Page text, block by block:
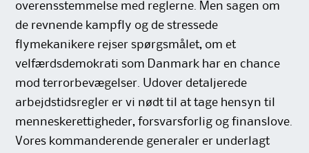
overensstemmelse med reglerne. Men sagen om
de revnende kampfly og de stressede
flymekanikere rejser spørgsmålet, om et
velfærdsdemokrati som Danmark har en chance
mod terrorbevægelser. Udover detaljerede
arbejdstidsregler er vi nødt til at tage hensyn til
menneskerettigheder, forsvarsforlig og finanslove.
Vores kommanderende generaler er underlagt